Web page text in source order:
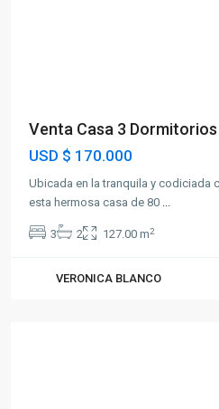
Venta Casa 3
USD $ 170.000
Ubicada en la tranquila y codiciada
esta hermosa casa de 80 ...
3 2 127.00 m2
VERONICA BLANCO
Puerto